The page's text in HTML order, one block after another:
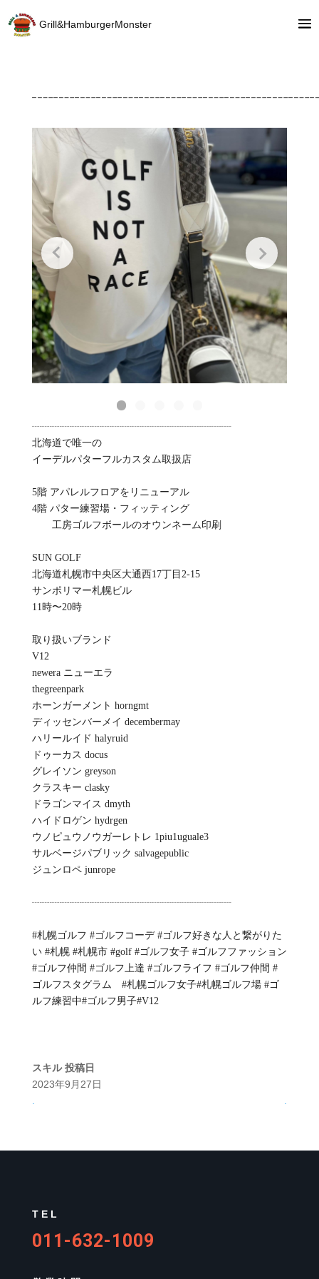
Grill&HamburgerMonster
┈┈┈┈┈┈┈┈┈┈┈┈┈┈┈┈┈┈┈┈
北海道で唯一の
イーデルパターフルカスタム取扱店
5階 アパレルフロアをリニューアル
4階 パター練習場・フィッティング
工房ゴルフボールのオウンネーム印刷
SUN GOLF
北海道札幌市中央区大通西17丁目2-15
サンポリマー札幌ビル
11時〜20時
取り扱いブランド
V12
newera ニューエラ
thegreenpark
ホーンガーメント horngmt
ディッセンバーメイ decembermay
ハリールイド halyruid
ドゥーカス docus
グレイソン greyson
クラスキー clasky
ドラゴンマイス dmyth
ハイドロゲン hydrgen
ウノピュウノウガーレトレ 1piu1uguale3
サルベージパブリック salvagepublic
ジュンロペ junrope
┈┈┈┈┈┈┈┈┈┈┈┈┈┈┈┈┈┈┈┈
#札幌ゴルフ #ゴルフコーデ #ゴルフ好きな人と繋がりた
い #札幌 #札幌市 #golf #ゴルフ女子 #ゴルフファッション
#ゴルフ仲間 #ゴルフ上達 #ゴルフライフ #ゴルフ仲間 #
ゴルフスタグラム #札幌ゴルフ女子#札幌ゴルフ場 #ゴ
ルフ練習中#ゴルフ男子#V12
スキル 投稿日
2023年9月27日
TEL
011-632-1009